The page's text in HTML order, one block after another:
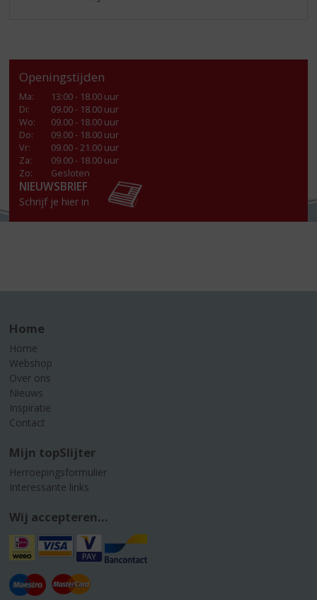
Openingstijden
Ma:
13:00 - 18.00 uur
Di:
09.00 - 18.00 uur
Wo:
09.00 - 18.00 uur
Do:
09.00 - 18.00 uur
Vr:
09.00 - 21.00 uur
Za:
09.00 - 18.00 uur
Zo:
Gesloten
NIEUWSBRIEF
Schrijf je hier in
Home
Home
Webshop
Over ons
Nieuws
Inspiratie
Contact
Mijn topSlijter
Herroepingsformulier
Interessante links
Wij accepteren...